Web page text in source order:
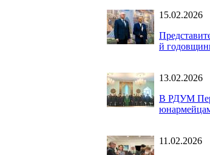
15.02.2026
й
13.02.2026
В РДУМ
11.02.2026